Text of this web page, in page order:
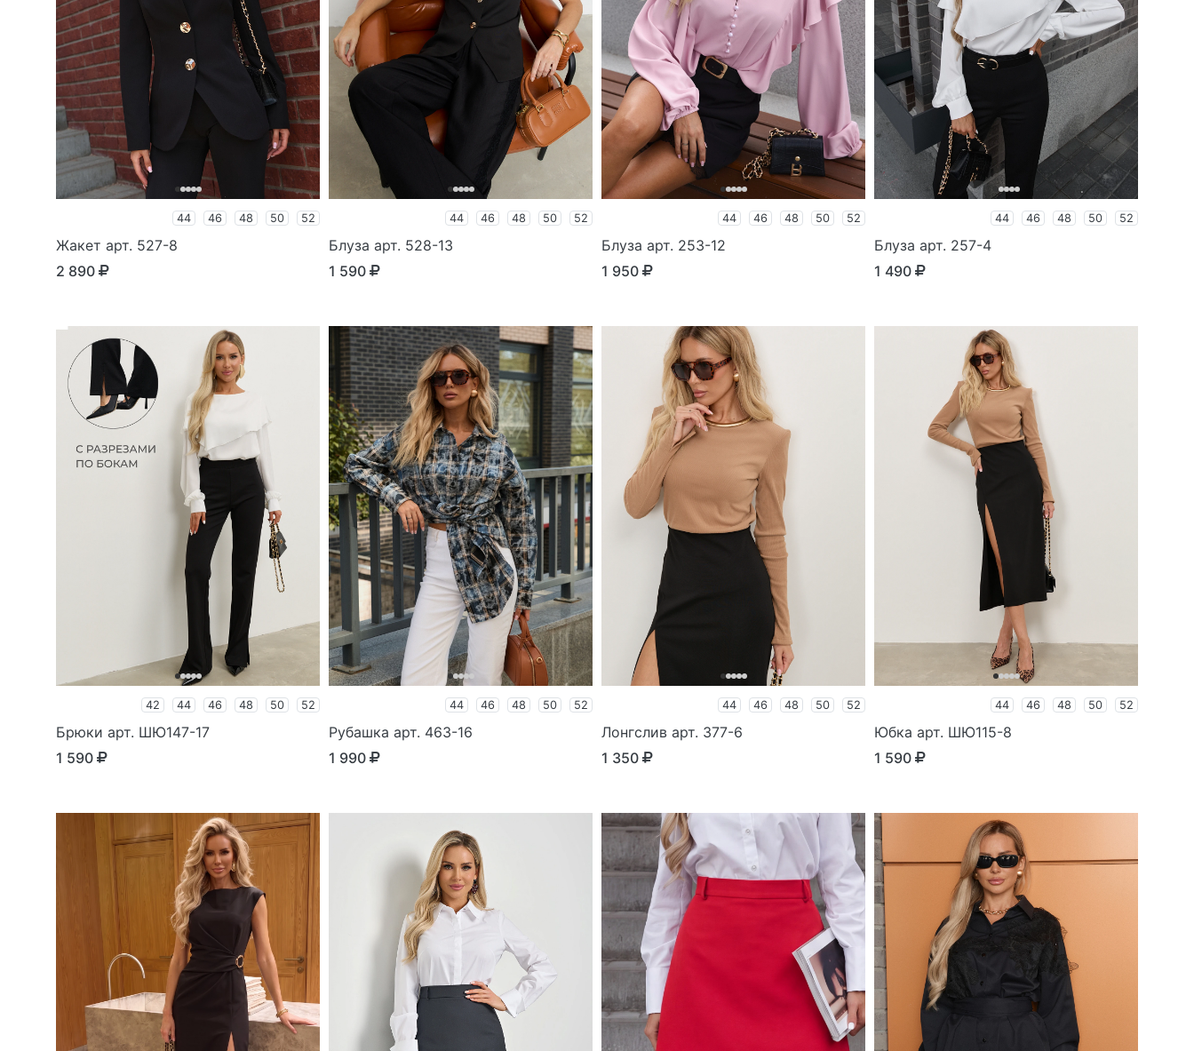
44 46 48 50 52
Жакет арт. 527-8
2 890
44 46 48 50 52
Блуза арт. 528-13
1 590
44 46 48 50 52
Блуза арт. 253-12
1 950
44 46 48 50 52
Блуза арт. 257-4
1 490
42 44 46 48 50 52
Брюки арт. ШЮ147-17
1 590
44 46 48 50 52
Рубашка арт. 463-16
1 990
44 46 48 50 52
Лонгслив арт. 377-6
1 350
44 46 48 50 52
Юбка арт. ШЮ115-8
1 590